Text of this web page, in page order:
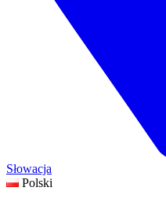
Słowacja
Polski